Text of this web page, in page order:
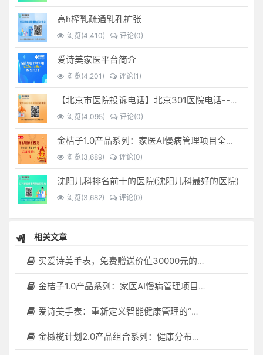
高h榨乳疏通乳孔扩张
浏览(4,410) 评论(0)
爱诗美家医平台简介
浏览(4,201) 评论(1)
【北京市医院投诉电话】北京301医院电话--(北京301医院投诉电话多少)
浏览(4,095) 评论(0)
金桔子1.0产品系列：家医AI慢病管理项目全国招募区域合伙人，低投入，高回报，长收益
浏览(3,689) 评论(0)
沈阳儿科排名前十的医院(沈阳儿科最好的医院)
浏览(3,682) 评论(0)
相关文章
买爱诗美手表，免费赠送价值30000元的数智化门店系统一套（含硬件）
金桔子1.0产品系列：家医AI慢病管理项目全国招募区域合伙人，低投入，高回报，长收益
爱诗美手表：重新定义智能健康管理的“医疗级守护者”
金橄榄计划2.0产品组合系列：健康分布机（健康一体机）+慢病管理系统，可落地在健康小屋，社区服务中心等等